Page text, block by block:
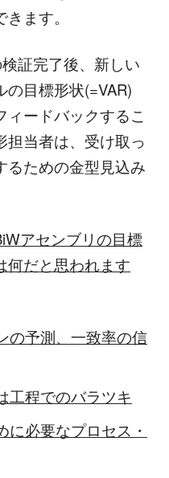
ます。
証完了後、新しい
目標形状(=VAR)
ィードバックするこ
担当者は、受け取っ
るための金型見込み
アセンブリの目標
何だと思われます
の予測、一致率の信
工程でのバラツキ
必要なプロセス・